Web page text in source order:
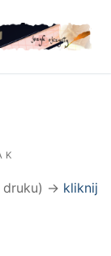
K
druku) → kliknij